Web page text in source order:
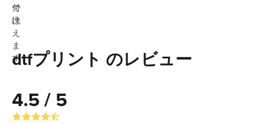
dtfプリント のレビュー
4.5 / 5